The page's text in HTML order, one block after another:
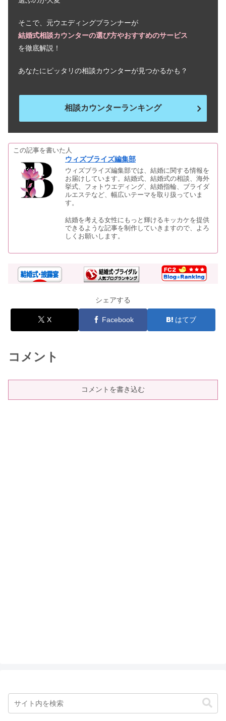
東郷記念館の結婚式の費用｜口コミか
ら料理までウェディング情報を調査
札幌の結婚式場で安いランキング！お
大阪の結婚式場！費用が高い順・高級
ランキング18選｜ご飯が美味しい式場
も
そこで、元ウエディングプランナーが
結婚式相談カウンターの選び方やおすすめのサービス
を徹底解説！
あなたにピッタリの相談カウンターが見つかるかも？
相談カウンターランキング
この記事を書いた人
ウィズブライズ編集部
ウィズブライズ編集部では、結婚に関する情報を
お届けしています。結婚式、結婚式の相談、海外
挙式、フォトウエディング、結婚指輪、ブライダ
ルエステなど、幅広いテーマを取り扱っていま
す。
結婚を考える女性にもっと輝けるキッカケを提供
できるような記事を制作していきますので、よろ
しくお願いします。
シェアする
X Facebook はてブ
コメント
コメントを書き込む